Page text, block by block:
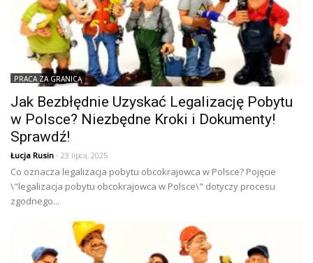
PRACA ZA GRANICĄ
Jak Bezbłędnie Uzyskać Legalizację Pobytu
w Polsce? Niezbędne Kroki i Dokumenty!
Sprawdź!
Łucja Rusin - 23 lipca, 2025
Co oznacza legalizacja pobytu obcokrajowca w Polsce? Pojęcie
\"legalizacja pobytu obcokrajowca w Polsce\" dotyczy procesu
zgodnego...